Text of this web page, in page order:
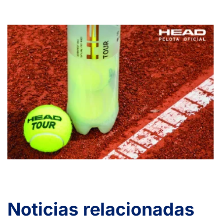
Noticias relacionadas